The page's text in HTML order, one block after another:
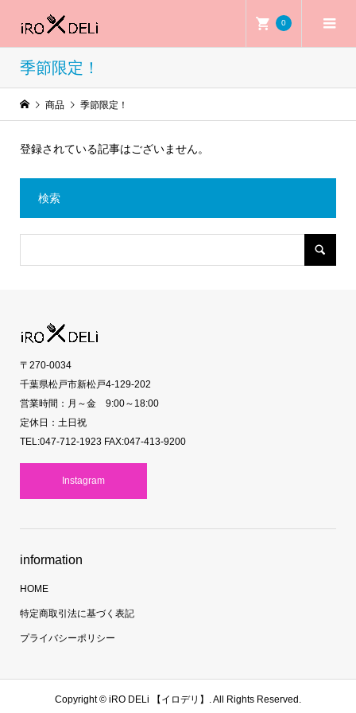
0
季節限定！
商品 季節限定！
登録されている記事はございません。
検索
〒270-0034
千葉県松戸市新松戸4-129-202
営業時間：月～金 9:00～18:00
定休日：土日祝
TEL:047-712-1923 FAX:047-413-9200
Instagram
information
HOME
特定商取引法に基づく表記
プライバシーポリシー
Copyright © iRO DELi 【イロデリ】. All Rights Reserved.